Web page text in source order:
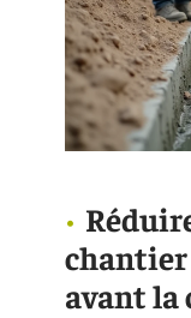
chantier
avant la